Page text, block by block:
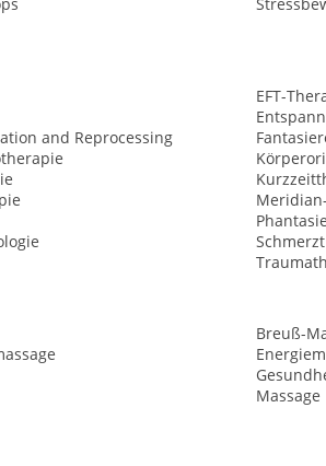
EFT-
and Reprocessing
Breuß-
Massage